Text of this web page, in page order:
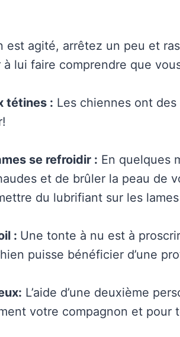
est agité, arrêtez un peu et
à lui faire comprendre que
tétines : Les chiennes ont
se refroidir : En quelques
et de brûler la peau de
du lubrifiant sur les
: Une tonte à nu est à
puisse bénéficier d’une
L’aide d’une deuxième
votre compagnon et pour